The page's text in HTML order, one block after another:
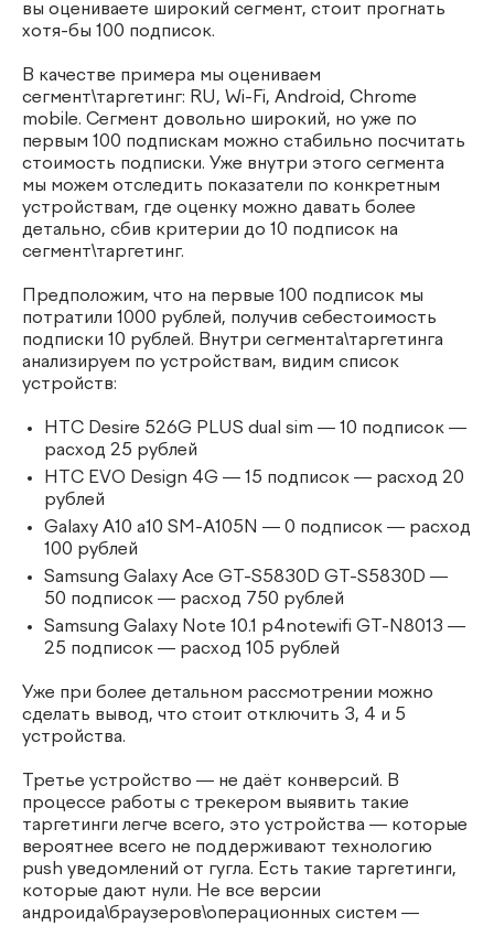
вы оцениваете широкий сегмент, стоит прогнать
хотя-бы 100 подписок.
В качестве примера мы оцениваем
сегмент\таргетинг: RU, Wi-Fi, Android, Chrome
mobile. Сегмент довольно широкий, но уже по
первым 100 подпискам можно стабильно посчитать
стоимость подписки. Уже внутри этого сегмента
мы можем отследить показатели по конкретным
устройствам, где оценку можно давать более
детально, сбив критерии до 10 подписок на
сегмент\таргетинг.
Предположим, что на первые 100 подписок мы
потратили 1000 рублей, получив себестоимость
подписки 10 рублей. Внутри сегмента\таргетинга
анализируем по устройствам, видим список
устройств:
HTC Desire 526G PLUS dual sim — 10 подписок —
расход 25 рублей
HTC EVO Design 4G — 15 подписок — расход 20
рублей
Galaxy A10 a10 SM-A105N — 0 подписок — расход
100 рублей
Samsung Galaxy Ace GT-S5830D GT-S5830D —
50 подписок — расход 750 рублей
Samsung Galaxy Note 10.1 p4notewifi GT-N8013 —
25 подписок — расход 105 рублей
Уже при более детальном рассмотрении можно
сделать вывод, что стоит отключить 3, 4 и 5
устройства.
Третье устройство — не даёт конверсий. В
процессе работы с трекером выявить такие
таргетинги легче всего, это устройства — которые
вероятнее всего не поддерживают технологию
push уведомлений от гугла. Есть такие таргетинги,
которые дают нули. Не все версии
андроида\браузеров\операционных систем —